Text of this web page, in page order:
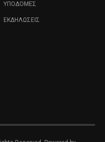
ΥΠΟΔΟΜΈΣ
ΕΚΔΗΛΏΣΕΙΣ